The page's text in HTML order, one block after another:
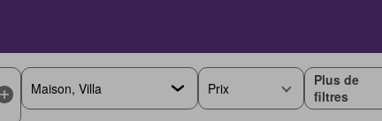
Prix
Plus de
filtres